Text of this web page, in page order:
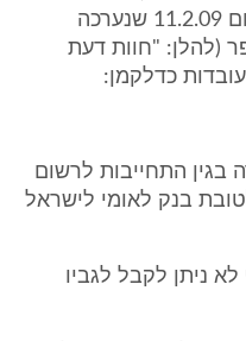
האחרונה חוות דעת שמאית מיום 11.2.09 שנערכה
(להלן: "חוות דעת
כדלקמן:
בגין התחייבות לרשום
בנק לאומי לישראל
לא ניתן לקבל לגביו